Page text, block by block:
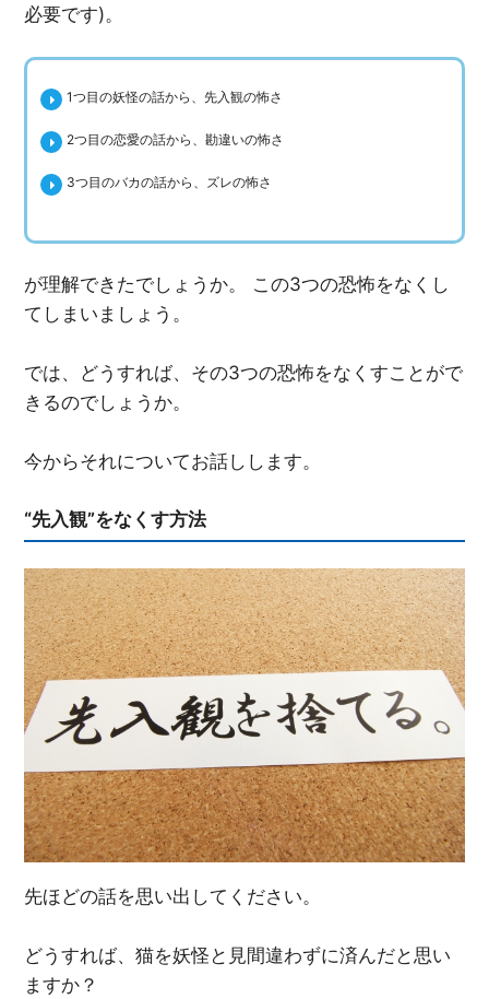
必要です)。
1つ目の妖怪の話から、先入観の怖さ
2つ目の恋愛の話から、勘違いの怖さ
3つ目のバカの話から、ズレの怖さ
が理解できたでしょうか。 この3つの恐怖をなくし
てしまいましょう。
では、どうすれば、その3つの恐怖をなくすことがで
きるのでしょうか。
今からそれについてお話しします。
“先入観”をなくす方法
先ほどの話を思い出してください。
どうすれば、猫を妖怪と見間違わずに済んだと思い
ますか？